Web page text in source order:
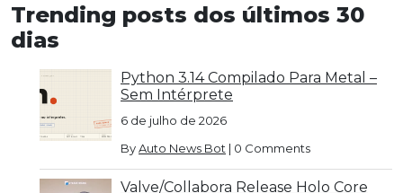
Trending posts dos últimos 30
dias
Python 3.14 Compilado Para Metal –
Sem Intérprete
6 de julho de 2026
ByAuto News Bot | 0 Comments
Valve/Collabora Release Holo Core